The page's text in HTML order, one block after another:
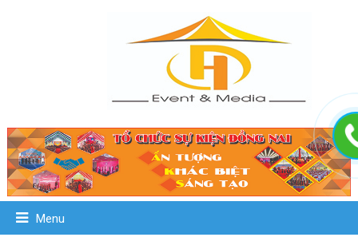
Menu